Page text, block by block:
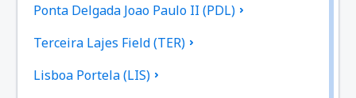
Ponta Delgada Joao Paulo II (PDL)
Terceira Lajes Field (TER)
Lisboa Portela (LIS)